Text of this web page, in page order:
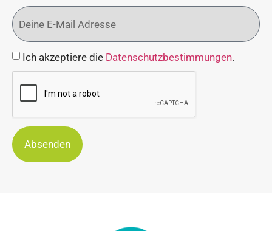
Ich akzeptiere die Datenschutzbestimmungen.
Absenden